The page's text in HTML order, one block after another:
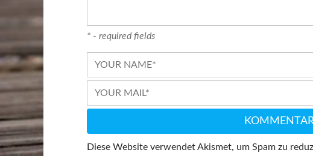
* - required fields
Diese Website verwendet Akismet, um Spam zu